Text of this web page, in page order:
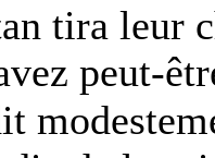
tira leur
peut-